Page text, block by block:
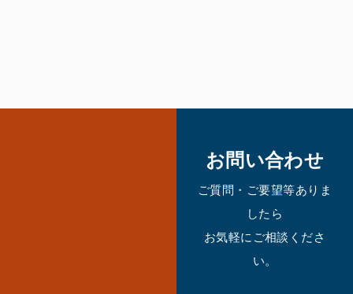
お問い合わせ
ご質問・ご要望等ありま
したら
お気軽にご相談くださ
い。